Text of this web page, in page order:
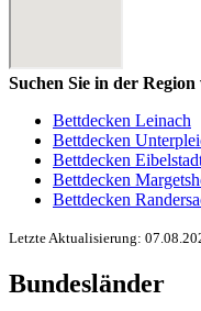
Suchen Sie in der
Bettdecken Leinach
Bettdecken
Bettdecken
Bettdecken
Bettdecken
Letzte Aktualisierung:
Bundesländer